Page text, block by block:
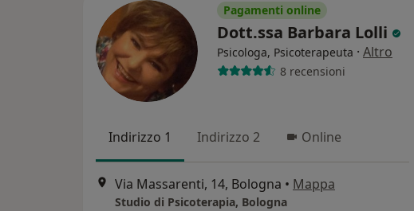
Pagamenti online
Dott.ssa Barbara Lolli
Psicologa, Psicoterapeuta · Altro
8 recensioni
Indirizzo 1 Indirizzo 2 Online
Via Massarenti, 14, Bologna • Mappa
Studio di Psicoterapia, Bologna